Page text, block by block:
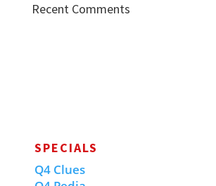
Recent Comments
SPECIALS
Q4 Clues